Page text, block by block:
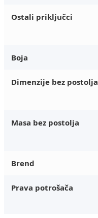
Ostali priključci
Boja
Dimenzije bez postolja
Masa bez postolja
Brend
Prava potrošača